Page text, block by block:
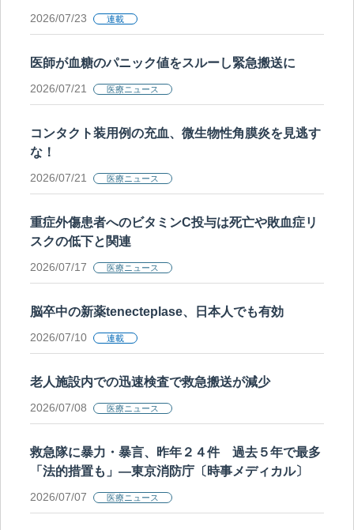
2026/07/23 連載
医師が血糖のパニック値をスルーし緊急搬送に
2026/07/21 医療ニュース
コンタクト装用例の充血、微生物性角膜炎を見逃す
な！
2026/07/21 医療ニュース
重症外傷患者へのビタミンC投与は死亡や敗血症リ
スクの低下と関連
2026/07/17 医療ニュース
脳卒中の新薬tenecteplase、日本人でも有効
2026/07/10 連載
老人施設内での迅速検査で救急搬送が減少
2026/07/08 医療ニュース
救急隊に暴力・暴言、昨年２４件 過去５年で最多
「法的措置も」―東京消防庁〔時事メディカル〕
2026/07/07 医療ニュース